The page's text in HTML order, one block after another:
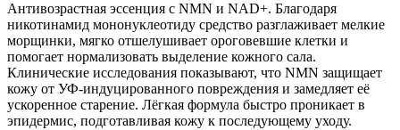
Антивозрастная эссенция с NMN и NAD+. Благодаря
никотинамид мононуклеотиду средство разглаживает мелкие
морщинки, мягко отшелушивает ороговевшие клетки и
помогает нормализовать выделение кожного сала.
Клинические исследования показывают, что NMN защищает
кожу от УФ-индуцированного повреждения и замедляет её
ускоренное старение. Лёгкая формула быстро проникает в
эпидермис, подготавливая кожу к последующему уходу.